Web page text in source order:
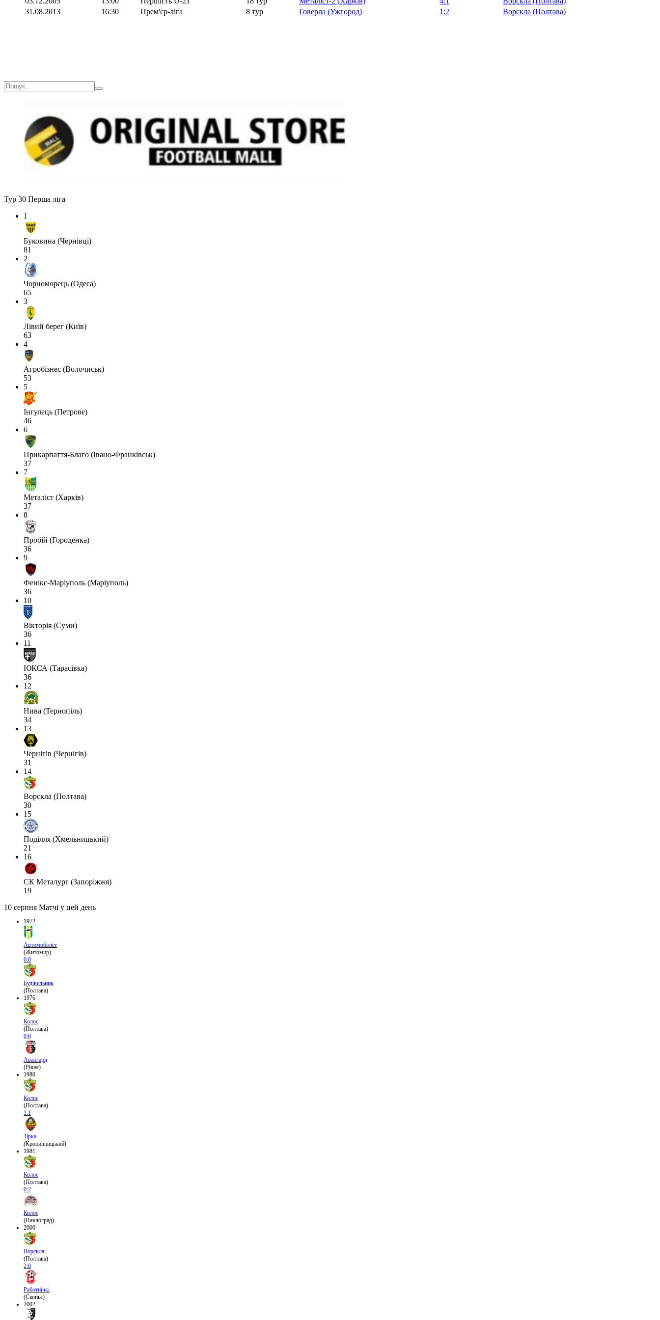
31.08.2013
16:30 Прем'єр-ліга 8 тур Говерла (Ужгород) 1:2 Ворскла (Полтава)
Тур 30 Перша ліга
1
Буковина (Чернівці)
81
2
Чорноморець (Одеса)
65
3
Лівий берег (Київ)
63
4
Агробізнес (Волочиськ)
53
5
Інгулець (Петрове)
46
6
Прикарпаття-Благо (Івано-Франківськ)
37
7
Металіст (Харків)
37
8
Пробій (Городенка)
36
9
Фенікс-Маріуполь (Маріуполь)
36
10
Вікторія (Суми)
36
11
ЮКСА (Тарасівка)
36
12
Нива (Тернопіль)
34
13
Чернігів (Чернігів)
31
14
Ворскла (Полтава)
30
15
Поділля (Хмельницький)
21
16
СК Металург (Запоріжжя)
19
10 серпня Матчі у цей день
1972
Автомобіліст
(Житомир)
0:0
Будівельник
(Полтава)
1976
Колос
(Полтава)
0:0
Авангард
(Рівне)
1980
Колос
(Полтава)
1:1
Зірка
(Кропивницький)
1981
Колос
(Полтава)
0:2
Колос
(Павлоград)
2000
Ворскла
(Полтава)
2:0
Работнічкі
(Скопьє)
2002